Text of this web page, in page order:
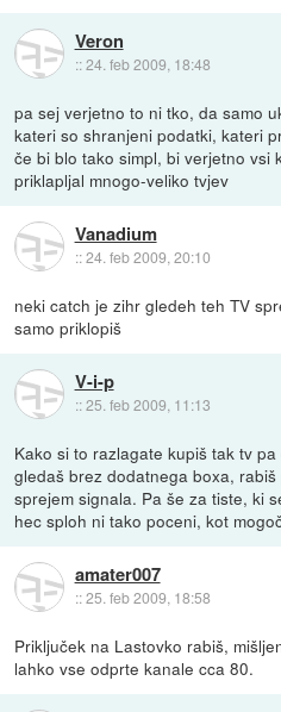
Veron
::24. feb 2009, 18:48
pa sej verjetno to ni tko, da samo
kateri so shranjeni podatki, kateri
če bi blo tako simpl, bi verjetno vsi
priklapljal mnogo-veliko tvjev
Vanadium
::24. feb 2009, 20:10
neki catch je zihr gledeh teh TV
samo priklopiš
V-i-p
::25. feb 2009, 11:13
Kako si to razlagate kupiš tak tv
gledaš brez dodatnega boxa,
sprejem signala. Pa še za tiste, ki
hec sploh ni tako poceni, kot
amater007
::25. feb 2009, 18:58
Priključek na Lastovko rabiš,
lahko vse odprte kanale cca 80.